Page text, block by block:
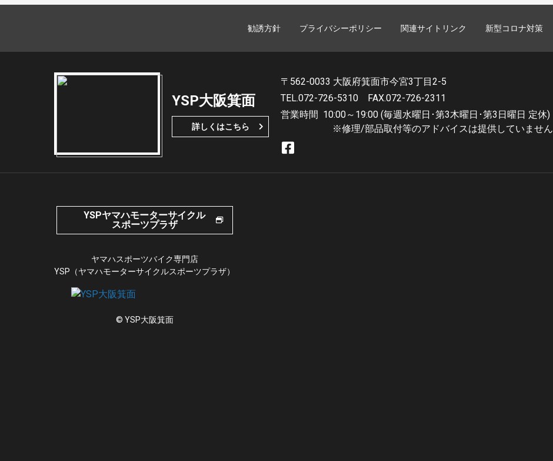
勧誘方針 プライバシーポリシー 関連サイトリンク 新型コロナ対策
YSP大阪箕面
詳しくはこちら
〒562-0033 大阪府箕面市今宮3丁目2-5
TEL.072-726-5310
FAX.072-726-2311
営業時間 10:00～19:00 (毎週水曜日･第3木曜日･第3日曜日 定休)
※修理/部品取付等のアドバイスは提供していません
YSPヤマハモーターサイクル
スポーツプラザ
ヤマハスポーツバイク専門店
YSP（ヤマハモーターサイクルスポーツプラザ）
© YSP大阪箕面